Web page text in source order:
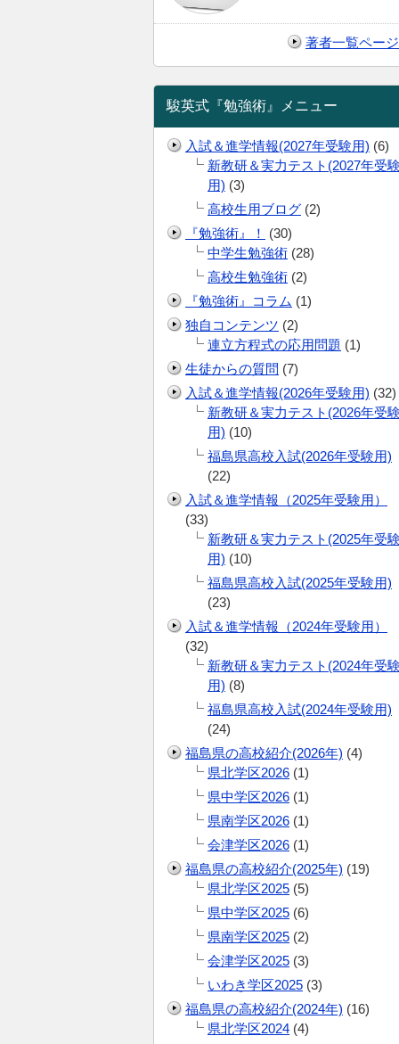
著者一覧ペー
駿英式『勉強術』メニュー
入試＆進学情報(2027年受験用) (6)
新教研＆実力テスト(2027年受
用) (3)
高校生用ブログ (2)
『勉強術』！
(30)
中学生勉強術 (28)
高校生勉強術 (2)
『勉強術』コラム (1)
独自コンテンツ (2)
連立方程式の応用問題 (1)
生徒からの質問 (7)
入試＆進学情報(2026年受験用) (32)
新教研＆実力テスト(2026年受
用) (10)
福島県高校入試(2026年受験用)
(22)
入試＆進学情報（2025年受験用）
(33)
新教研＆実力テスト(2025年受
用) (10)
福島県高校入試(2025年受験用)
(23)
入試＆進学情報（2024年受験用）
(32)
新教研＆実力テスト(2024年受
用) (8)
福島県高校入試(2024年受験用)
(24)
福島県の高校紹介(2026年) (4)
県北学区2026 (1)
県中学区2026 (1)
県南学区2026 (1)
会津学区2026 (1)
福島県の高校紹介(2025年) (19)
県北学区2025 (5)
県中学区2025 (6)
県南学区2025 (2)
会津学区2025 (3)
いわき学区2025 (3)
福島県の高校紹介(2024年) (16)
県北学区2024 (4)